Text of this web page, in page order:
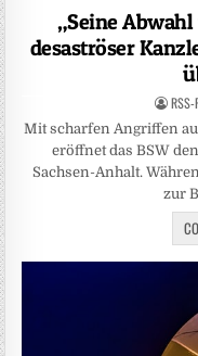
„Seine Abwahl
desaströser
RSS-
Mit scharfen Angriffen
eröffnet das BSW
Sachsen-Anhalt.
zur